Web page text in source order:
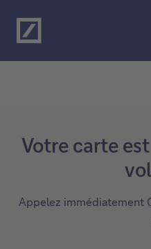
Vers le
Votre carte
Appelez immédiatement